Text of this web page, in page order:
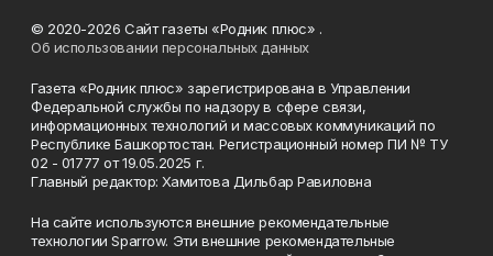
© 2020-2026 Сайт газеты «Родник плюс» .
Об использовании персональных данных
Газета «Родник плюс» зарегистрирована в Управлении
Федеральной службы по надзору в сфере связи,
информационных технологий и массовых коммуникаций по
Республике Башкортостан. Регистрационный номер ПИ № ТУ
02 - 01777 от 19.05.2025 г.
Главный редактор: Хамитова Дильбар Равиловна
На сайте используются внешние рекомендательные
технологии Sparrow. Эти внешние рекомендательные